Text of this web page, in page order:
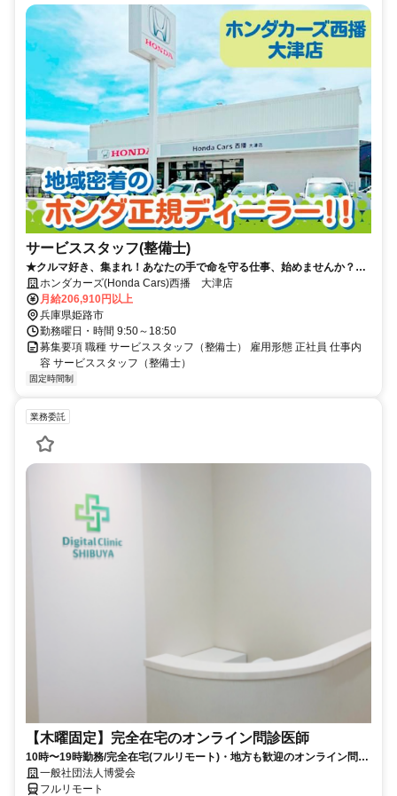
サービススタッフ(整備士)
★クルマ好き、集まれ！あなたの手で命を守る仕事、始めませんか？
★ ☆年間休日113日
ホンダカーズ(Honda Cars)西播 大津店
月給206,910円以上
兵庫県姫路市
勤務曜日・時間 9:50～18:50
募集要項 職種 サービススタッフ（整備士） 雇用形態 正社員 仕事内
容 サービススタッフ（整備士）
固定時間制
業務委託
【木曜固定】完全在宅のオンライン問診医師
10時〜19時勤務/完全在宅(フルリモート)・地方も歓迎のオンライン問診
業務一般社団法人博愛会
フルリモート